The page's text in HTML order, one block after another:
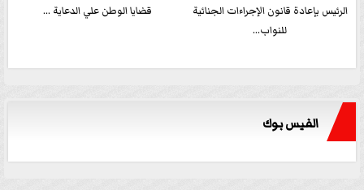
الرئيس بإعادة قانون الإجراءات الجنائية
للنواب...
قضايا الوطن علي الدعاية ...
الفيس بوك